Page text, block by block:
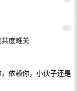
61
度难关
依赖你，小伙子还是